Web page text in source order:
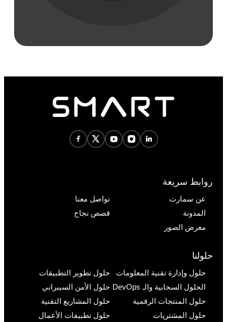
روابط سريعة
عن سمارت
تواصل معنا
المدونة
قصص نجاح
معرض الصور
حلولنا
حلول وإدارة تقنية المعلومات
حلول تطوير التطبيقات
الحلول السحابية والـ DevOps
حلول الأمن السيبراني
حلول المنتجات الرقمية
حلول المشاريع التقنية
حلول المشتريات
حلول تطبيقات الأعمال